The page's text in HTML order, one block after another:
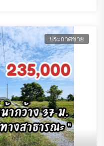
ประกาศขาย